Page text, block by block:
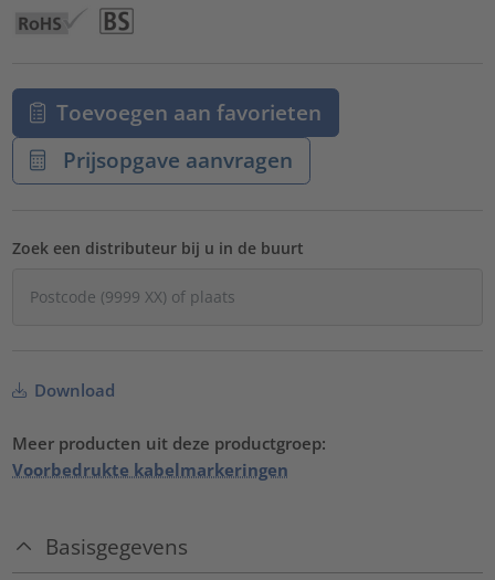
Toevoegen aan favorieten
Prijsopgave aanvragen
Zoek een distributeur bij u in de buurt
Download
Meer producten uit deze productgroep:
Voorbedrukte kabelmarkeringen
Basisgegevens